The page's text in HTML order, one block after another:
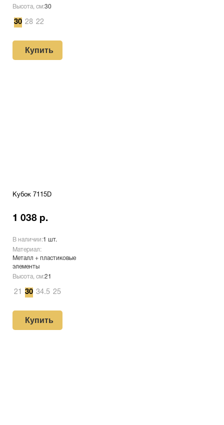
Высота, см:30
30 28 22
Купить
Кубок 7115D
1 038 р.
В наличии:1 шт.
Материал:
Металл + пластиковые
элементы
Высота, см:21
21 30 34.5 25
Купить